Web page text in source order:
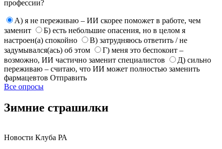
профессии?
А) я не переживаю – ИИ скорее поможет в работе, чем
заменит
Б) есть небольшие опасения, но в целом я
настроен(а) спокойно
В) затрудняюсь ответить / не
задумывался(ась) об этом
Г) меня это беспокоит –
возможно, ИИ частично заменит специалистов
Д) сильно
переживаю – считаю, что ИИ может полностью заменить
фармацевтов Отправить
Все опросы
Зимние страшилки
Новости Клуба РА